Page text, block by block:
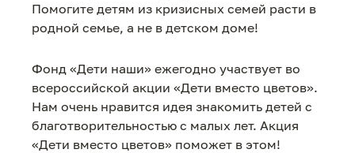
Помогите детям из кризисных семей расти в
родной семье, а не в детском доме!
Фонд «Дети наши» ежегодно участвует во
всероссийской акции «Дети вместо цветов».
Нам очень нравится идея знакомить детей с
благотворительностью с малых лет. Акция
«Дети вместо цветов» поможет в этом!